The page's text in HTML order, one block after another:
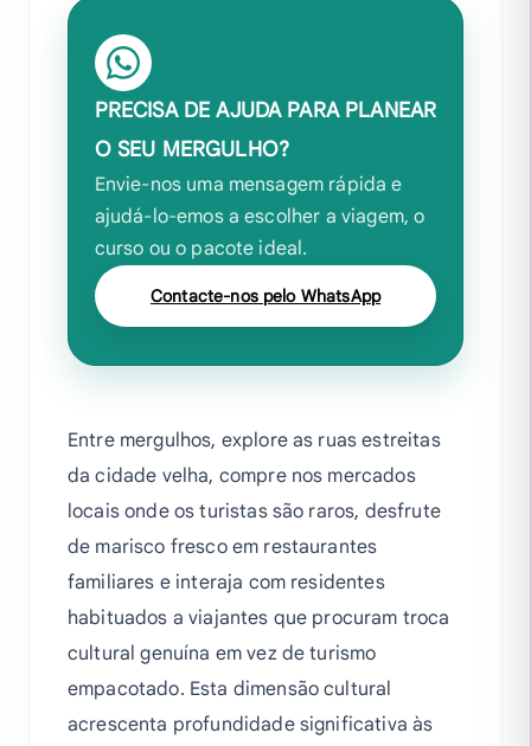
PRECISA DE AJUDA PARA PLANEAR
O SEU MERGULHO?
Envie-nos uma mensagem rápida e
ajudá-lo-emos a escolher a viagem, o
curso ou o pacote ideal.
Contacte-nos pelo WhatsApp
Entre mergulhos, explore as ruas estreitas
da cidade velha, compre nos mercados
locais onde os turistas são raros, desfrute
de marisco fresco em restaurantes
familiares e interaja com residentes
habituados a viajantes que procuram troca
cultural genuína em vez de turismo
empacotado. Esta dimensão cultural
acrescenta profundidade significativa às